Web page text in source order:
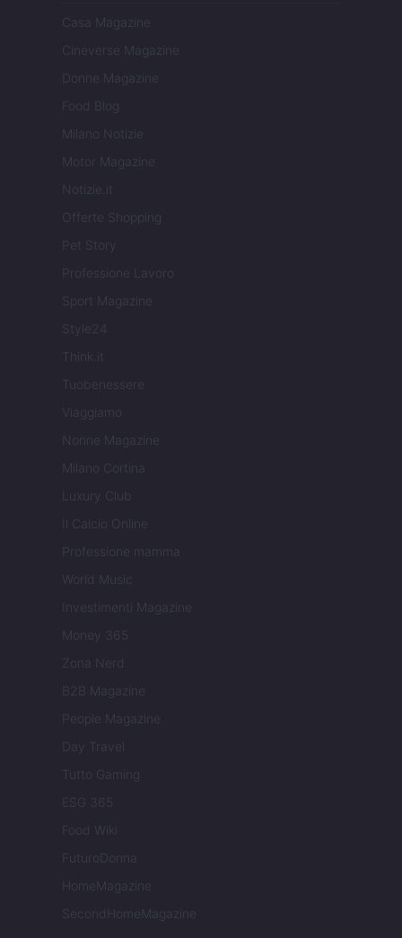
Casa Magazine
Cineverse Magazine
Donne Magazine
Food Blog
Milano Notizie
Motor Magazine
Notizie.it
Offerte Shopping
Pet Story
Professione Lavoro
Sport Magazine
Style24
Think.it
Tuobenessere
Viaggiamo
Nonne Magazine
Milano Cortina
Luxury Club
Il Calcio Online
Professione mamma
World Music
Investimenti Magazine
Money 365
Zona Nerd
B2B Magazine
People Magazine
Day Travel
Tutto Gaming
ESG 365
Food Wiki
FuturoDonna
HomeMagazine
SecondHomeMagazine